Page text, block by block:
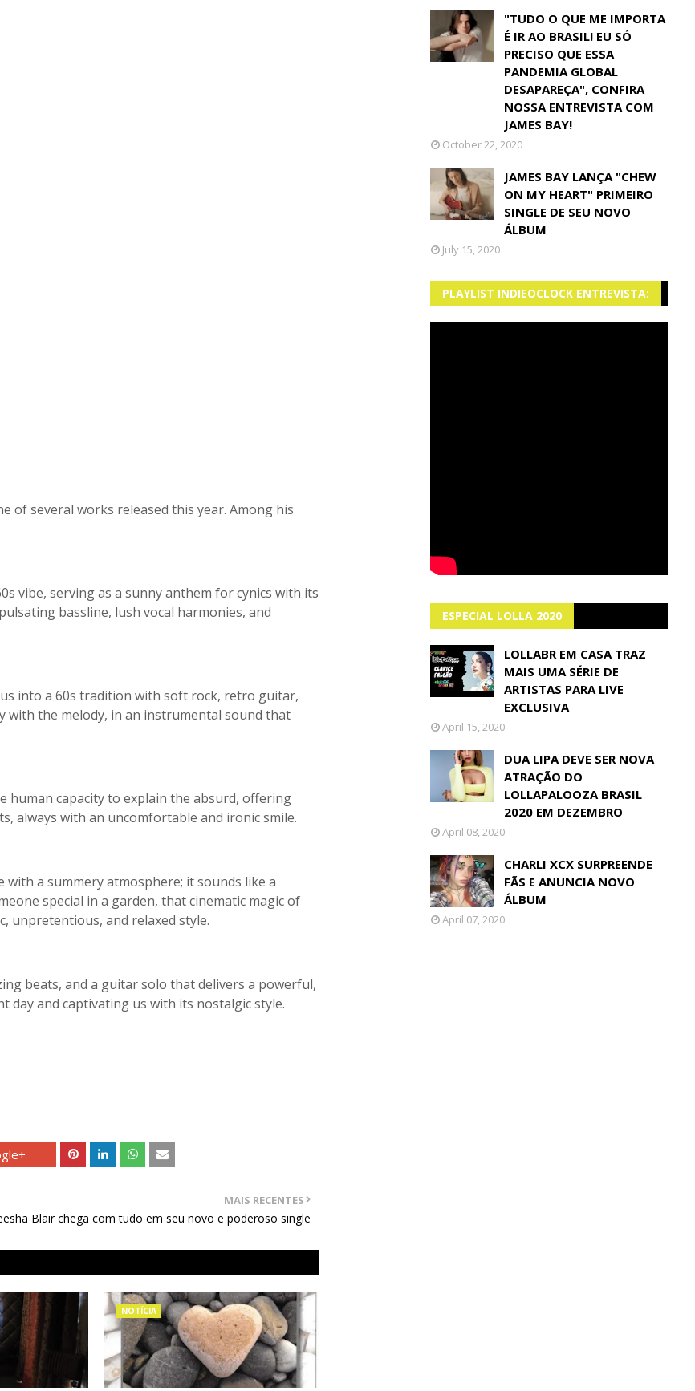
of several works released this year. Among his
vibe, serving as a sunny anthem for cynics with its
bassline, lush vocal harmonies, and
into a 60s tradition with soft rock, retro guitar,
with the melody, in an instrumental sound that
human capacity to explain the absurd, offering
always with an uncomfortable and ironic smile.
with a summery atmosphere; it sounds like a
special in a garden, that cinematic magic of
unpretentious, and relaxed style.
beats, and a guitar solo that delivers a powerful,
and captivating us with its nostalgic style.
MAIS RECENTES
Blair chega com tudo em seu novo e poderoso single
NOTÍCIA
"TUDO O QUE ME IMPORTA
É IR AO BRASIL! EU SÓ
PRECISO QUE ESSA
PANDEMIA GLOBAL
DESAPAREÇA", CONFIRA
NOSSA ENTREVISTA COM
JAMES BAY!
October 22, 2020
JAMES BAY LANÇA "CHEW
ON MY HEART" PRIMEIRO
SINGLE DE SEU NOVO
ÁLBUM
July 15, 2020
PLAYLIST INDIEOCLOCK ENTREVISTA:
ESPECIAL LOLLA 2020
LOLLABR EM CASA TRAZ
MAIS UMA SÉRIE DE
ARTISTAS PARA LIVE
EXCLUSIVA
April 15, 2020
DUA LIPA DEVE SER NOVA
ATRAÇÃO DO
LOLLAPALOOZA BRASIL
2020 EM DEZEMBRO
April 08, 2020
CHARLI XCX SURPREENDE
FÃS E ANUNCIA NOVO
ÁLBUM
April 07, 2020